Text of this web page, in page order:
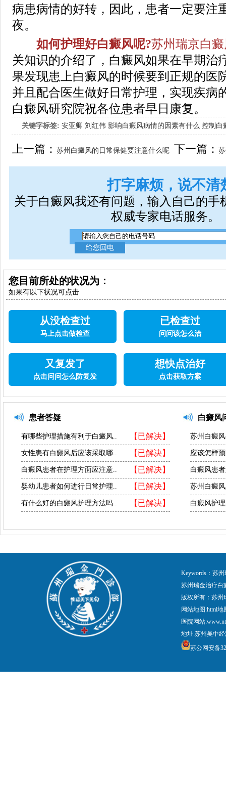
病患病情的好转，因此，患者一定要注
夜。
如何护理好白癜风呢?苏州瑞京白
关知识的介绍了，白癜风如果在早期治
果发现患上白癜风的时候要到正规的医
并且配合医生做好日常护理，实现疾病
白癜风研究院祝各位患者早日康复。
关键字标签: 安亚卿 刘红伟 影响白癜风病情的因素有什么 控制白
女生应该如何治疗呢
上一篇：苏州白癜风的日常保健要注意什么呢 下一篇：
打字麻烦，说不清
关于白癜风我还有问题，输入自己的手
权威专家电话服务。
您目前所处的状况为：
如果有以下状况可点击
从没检查过
马上点击做检查
已检查过
问问该怎么治
又复发了
点击问问怎么防复发
想快点治好
点击获取方案
患者答疑
【已解决】
有哪些护理措施有利于白癜风..
【已解决】
女性患有白癜风后应该采取哪..
【已解决】
白癜风患者在护理方面应注意..
【已解决】
婴幼儿患者如何进行日常护理..
【已解决】
有什么好的白癜风护理方法吗..
白癜风
苏州白癜
应该怎样
白癜风患
苏州白癜
白癜风护
Keywords：苏
苏州瑞金治疗白
版权所有：苏
网站地图:html地
医院网站
地址:苏州吴中
苏公网安备